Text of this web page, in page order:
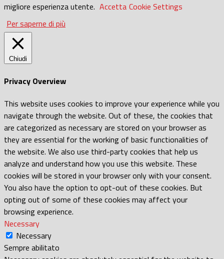
migliore esperienza utente. Accetta Cookie Settings
Per saperne di più
Chiudi
Privacy Overview
This website uses cookies to improve your experience while you
navigate through the website. Out of these, the cookies that
are categorized as necessary are stored on your browser as
they are essential for the working of basic functionalities of
the website. We also use third-party cookies that help us
analyze and understand how you use this website. These
cookies will be stored in your browser only with your consent.
You also have the option to opt-out of these cookies. But
opting out of some of these cookies may affect your
browsing experience.
Necessary
Necessary
Sempre abilitato